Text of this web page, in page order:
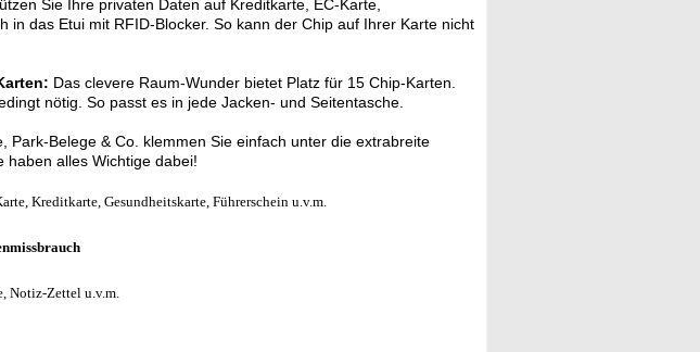
Sie Ihre privaten Daten auf Kreditkarte, EC-Karte,
in das Etui mit RFID-Blocker. So kann der Chip auf Ihrer Karte nicht
Das clevere Raum-Wunder bietet Platz für 15 Chip-Karten.
nötig. So passt es in jede Jacken- und Seitentasche.
Park-Belege & Co. klemmen Sie einfach unter die extrabreite
haben alles Wichtige dabei!
Kreditkarte, Gesundheitskarte, Führerschein u.v.m.
Notiz-Zettel u.v.m.